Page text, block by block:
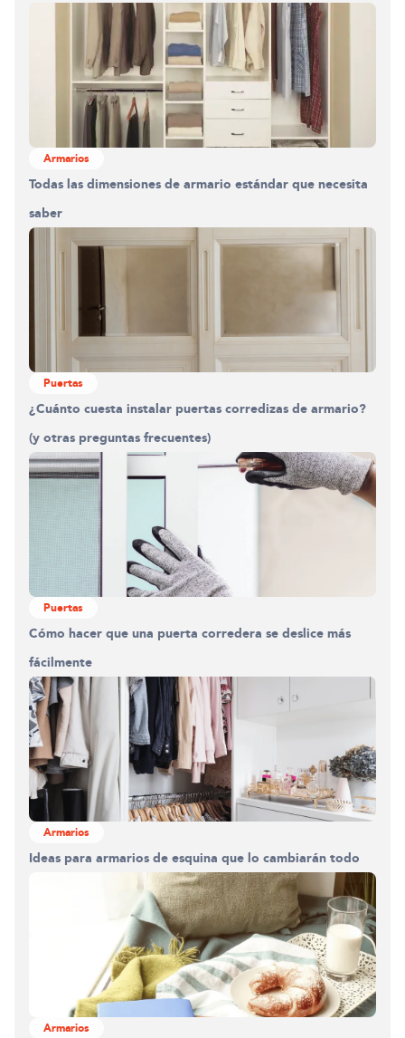
Armarios
Todas las dimensiones de armario estándar que necesita
saber
Puertas
¿Cuánto cuesta instalar puertas corredizas de armario?
(y otras preguntas frecuentes)
Puertas
Cómo hacer que una puerta corredera se deslice más
fácilmente
Armarios
Ideas para armarios de esquina que lo cambiarán todo
Armarios